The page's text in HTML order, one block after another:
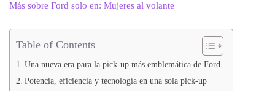
Más sobre Ford solo en: Mujeres al volante
Table of Contents
Una nueva era para la pick-up más emblemática de Ford
Potencia, eficiencia y tecnología en una sola pick-up